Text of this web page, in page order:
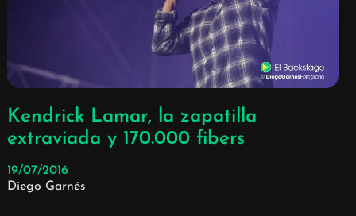
Kendrick Lamar, la zapatilla
extraviada y 170.000 fibers
19/07/2016
Diego Garnés